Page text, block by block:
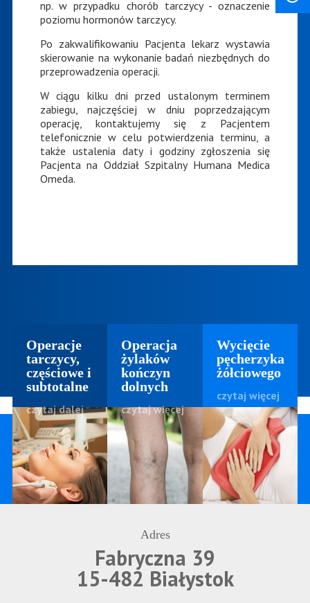
np. w przypadku chorób tarczycy - oznaczenie
poziomu hormonów tarczycy.
Po zakwalifikowaniu Pacjenta lekarz wystawia
skierowanie na wykonanie badań niezbędnych do
przeprowadzenia operacji.
W ciągu kilku dni przed ustalonym terminem
zabiegu, najczęściej w dniu poprzedzającym
operację, kontaktujemy się z Pacjentem
telefonicznie w celu potwierdzenia terminu, a
także ustalenia daty i godziny zgłoszenia się
Pacjenta na Oddział Szpitalny Humana Medica
Omeda.
Operacje
tarczycy,
częściowe i
subtotalne
czytaj dalej
Operacja
żylaków
kończyn
dolnych
czytaj więcej
Wycięcie
pęcherzyka
żółciowego
czytaj więcej
Adres
Fabryczna 39
15-482 Białystok